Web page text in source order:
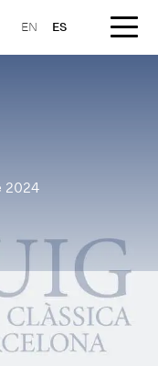
EN ES
2024